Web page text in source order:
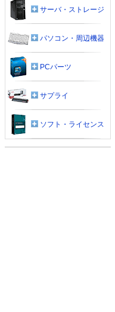
サーバ・ストレージ
パソコン・周辺機器
PCパーツ
サプライ
ソフト・ライセンス